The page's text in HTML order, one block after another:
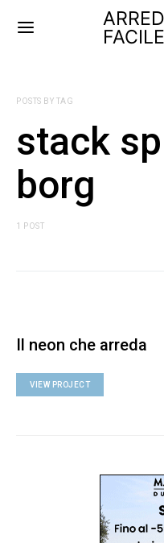
FACILE
POSTS BY TAG
stack
borg
1 POST
Il neon che arreda
VIEW PROJECT